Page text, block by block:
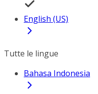
English (US)
Tutte le lingue
Bahasa Indonesia